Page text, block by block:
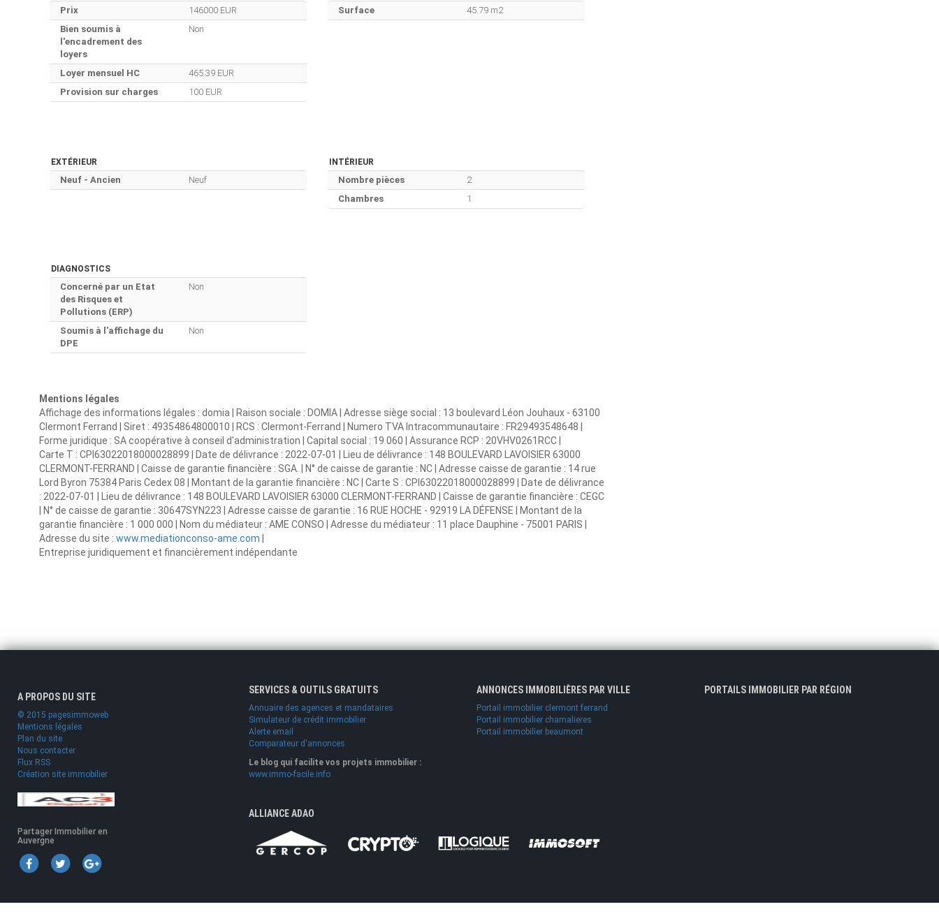
Prix
146000 EUR
Bien soumis à
l'encadrement des
loyers
Non
Loyer mensuel HC
465.39 EUR
Provision sur charges
100 EUR
Surface 45.79 m2
EXTÉRIEUR
Neuf - Ancien Neuf
INTÉRIEUR
Nombre pièces
2
Chambres
1
DIAGNOSTICS
Concerné par un Etat
des Risques et
Pollutions (ERP)
Non
Soumis à l'affichage du
DPE
Non
Mentions légales
Affichage des informations légales : domia | Raison sociale : DOMIA | Adresse siège social : 13 boulevard Léon Jouhaux - 63100
Clermont Ferrand | Siret : 49354864800010 | RCS : Clermont-Ferrand | Numero TVA Intracommunautaire : FR29493548648 |
Forme juridique : SA coopérative à conseil d'administration | Capital social : 19 060 | Assurance RCP : 20VHV0261RCC |
Carte T : CPI63022018000028899 | Date de délivrance : 2022-07-01 | Lieu de délivrance : 148 BOULEVARD LAVOISIER 63000
CLERMONT-FERRAND | Caisse de garantie financière : SGA. | N° de caisse de garantie : NC | Adresse caisse de garantie : 14 rue
Lord Byron 75384 Paris Cedex 08 | Montant de la garantie financière : NC | Carte S : CPI63022018000028899 | Date de délivrance
: 2022-07-01 | Lieu de délivrance : 148 BOULEVARD LAVOISIER 63000 CLERMONT-FERRAND | Caisse de garantie financière : CEGC
| N° de caisse de garantie : 30647SYN223 | Adresse caisse de garantie : 16 RUE HOCHE - 92919 LA DÉFENSE | Montant de la
garantie financière : 1 000 000 | Nom du médiateur : AME CONSO | Adresse du médiateur : 11 place Dauphine - 75001 PARIS |
Adresse du site : www.mediationconso-ame.com
Entreprise juridiquement et financièrement indépendante
A PROPOS DU SITE
© 2015 pagesimmoweb
Mentions légales
Plan du site
Nous contacter
Flux RSS
Création site immobilier
Partager Immobilier en
Auvergne
SERVICES & OUTILS GRATUITS
Annuaire des agences et mandataires
Simulateur de crédit immobilier
Alerte email
Comparateur d'annonces
Le blog qui facilite vos projets immobilier :
www.immo-facile.info
ANNONCES IMMOBILIÈRES PAR VILLE
Portail immobilier clermont ferrand
Portail immobilier chamalieres
Portail immobilier beaumont
ALLIANCE ADAO
PORTAILS IMMOBILIER PAR RÉGION